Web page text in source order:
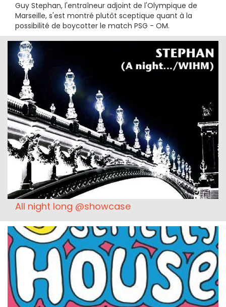
Guy Stephan, l'entraîneur adjoint de l'Olympique de
Marseille, s'est montré plutôt sceptique quant à la
possibilité de boycotter le match PSG - OM.
All night long @showcase